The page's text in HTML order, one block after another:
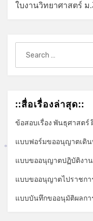
ใบงานวิทยาศาสตร์ ม
for:
::สื่อเรื่องล่าสุด::
ข้อสอบเรื่อง พันธุศาสตร์
แบบฟอร์มขออนุญาตเดิน
แบบขออนุญาตปฏิบัติงา
แบบขออนุญาตไปราชกา
แบบบันทึกขออนุมัติผลกา